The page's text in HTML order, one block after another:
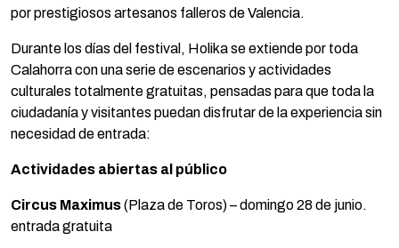
por prestigiosos artesanos falleros de Valencia.
Durante los días del festival, Holika se extiende por toda
Calahorra con una serie de escenarios y actividades
culturales totalmente gratuitas, pensadas para que toda la
ciudadanía y visitantes puedan disfrutar de la experiencia sin
necesidad de entrada:
Actividades abiertas al público
Circus Maximus(Plaza de Toros) – domingo 28 de junio.
entrada gratuita